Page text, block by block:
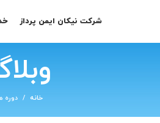
شرکت نیکان ایمن پرداز
خانه دوره